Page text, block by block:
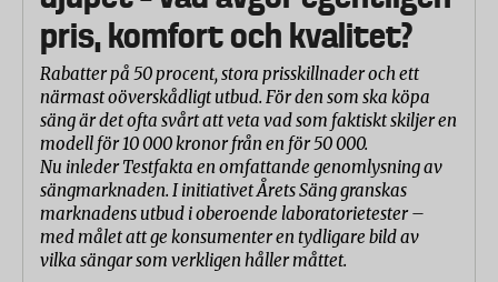
bedöms diskens renhet och fettbaserade rester i
diskmaskinens bottensil. Bedömningen görs
visuellt.
Missfärgning av rostfritt stål (insidan av
maskinen och bestick).
Diskmedlets påverkan på nyansen i rostfritt stål –
om ytan blir mörkare – utvärderas efter totalt 30
cykler. Utvärderingen görs på bestick i rostfritt stål
och på maskinens insida.
pris, komfort och kvalitet?
Rabatter på 50 procent, stora prisskillnader och ett
närmast oöverskådligt utbud. För den som ska köpa
säng är det ofta svårt att veta vad som faktiskt skiljer en
modell för 10 000 kronor från en för 50 000.
Nu inleder Testfakta en omfattande genomlysning av
sängmarknaden. I initiativet Årets Säng granskas
marknadens utbud i oberoende laboratorietester –
med målet att ge konsumenter en tydligare bild av
vilka sängar som verkligen håller måttet.